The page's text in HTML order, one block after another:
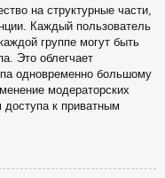
на структурные части,
Каждый пользователь
группе могут быть
Это облегчает
одновременно большому
модераторских
доступа к приватным